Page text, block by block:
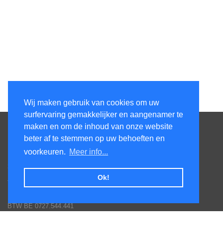
Wij maken gebruik van cookies om uw
surfervaring gemakkelijker en aangenamer te
maken en om de inhoud van onze website
beter af te stemmen op uw behoeften en
voorkeuren. Meer info...
Ok!
Contacteer ons
Honsdonkstraat 25A
3120 Tremelo
Tel. 016/60.93.00 - 0475/620.520
BTW BE 0727.544.441